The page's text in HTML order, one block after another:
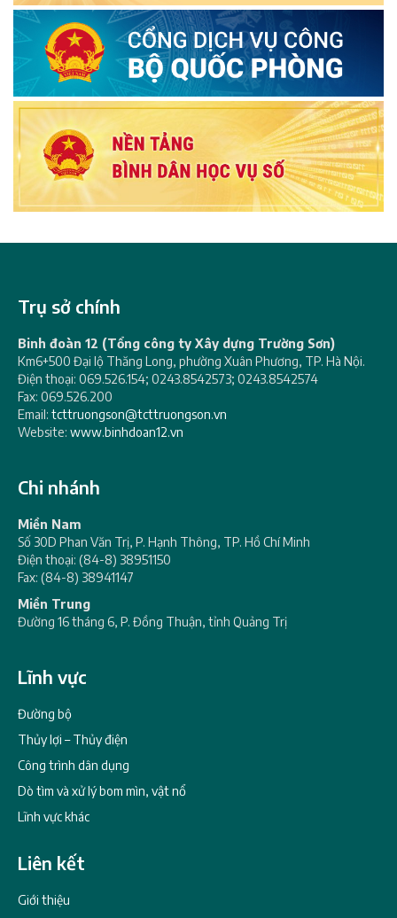
Trụ sở chính
Binh đoàn 12 (Tổng công ty Xây dựng Trường Sơn)
Km6+500 Đại lộ Thăng Long, phường Xuân Phương, TP. Hà Nội.
Điện thoại: 069.526.154; 0243.8542573; 0243.8542574
Fax: 069.526.200
Email: tcttruongson@tcttruongson.vn
Website: www.binhdoan12.vn
Chi nhánh
Miền Nam
Số 30D Phan Văn Trị, P. Hạnh Thông, TP. Hồ Chí Minh
Điện thoại: (84-8) 38951150
Fax: (84-8) 38941147
Miền Trung
Đường 16 tháng 6, P. Đồng Thuận, tỉnh Quảng Trị
Lĩnh vực
Đường bộ
Thủy lợi – Thủy điện
Công trình dân dụng
Dò tìm và xử lý bom mìn, vật nổ
Lĩnh vực khác
Liên kết
Giới thiệu